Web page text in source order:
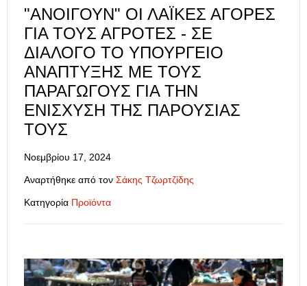
"ΑΝΟΊΓΟΥΝ" ΟΙ ΛΑΪΚΈΣ ΑΓΟΡΈΣ
ΓΙΑ ΤΟΥΣ ΑΓΡΌΤΕΣ - ΣΕ
ΔΙΆΛΟΓΟ ΤΟ ΥΠΟΥΡΓΕΊΟ
ΑΝΆΠΤΥΞΗΣ ΜΕ ΤΟΥΣ
ΠΑΡΑΓΩΓΟΎΣ ΓΙΑ ΤΗΝ
ΕΝΊΣΧΥΣΗ ΤΗΣ ΠΑΡΟΥΣΊΑΣ
ΤΟΥΣ
Νοεμβρίου 17, 2024
Αναρτήθηκε από τον Σάκης Τζωρτζίδης
Κατηγορία Προϊόντα